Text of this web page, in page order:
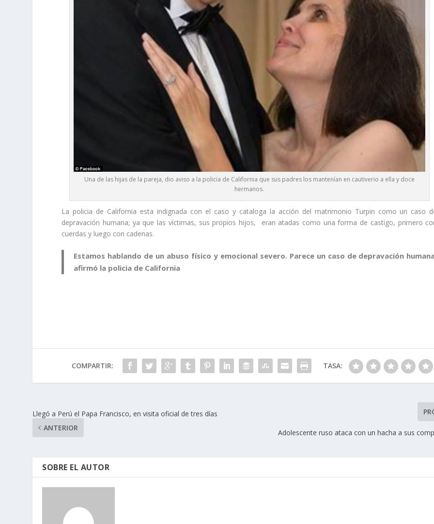
Una de las hijas de la pareja, dio aviso a la policia de California que sus padres los mantenían en cautiverio a ella y doce
hermanos.
La policia de California esta indignada con el caso y cataloga la acción del matrimonio Turpin como un caso
depravación humana; ya que las víctimas, sus propios hijos, eran atadas como una forma de castigo, primero
cuerdas y luego con cadenas.
Estamos hablando de un abuso físico y emocional severo. Parece un caso de depravación
afirmó la policia de California
COMPARTIR: TASA:
Llegó a Perú el Papa Francisco, en visita oficial de tres días
ANTERIOR
Adolescente ruso ataca con un hacha a sus
SOBRE EL AUTOR